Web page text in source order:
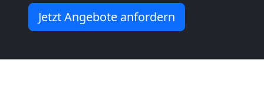
Jetzt Angebote anfordern
International